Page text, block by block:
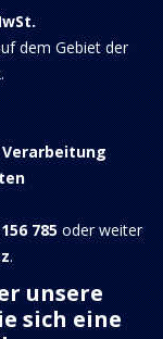
dem Gebiet der
785oder weiter
.
unsere
sich eine